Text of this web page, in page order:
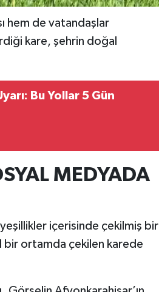
hem de vatandaşlar
kare, şehrin doğal
Bu Yollar 5 Gün
MEDYADA
içerisinde çekilmiş bir
bir ortamda çekilen karede